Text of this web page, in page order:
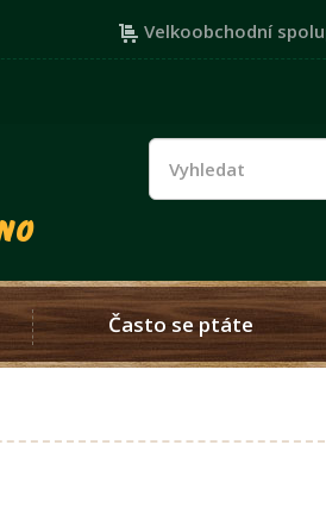
Velkoobchodní
Často se ptáte